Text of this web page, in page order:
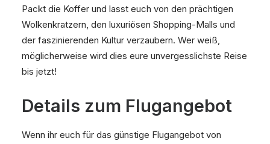
Packt die Koffer und lasst euch von den prächtigen
Wolkenkratzern, den luxuriösen Shopping-Malls und
der faszinierenden Kultur verzaubern. Wer weiß,
möglicherweise wird dies eure unvergesslichste Reise
bis jetzt!
Details zum Flugangebot
Wenn ihr euch für das günstige Flugangebot von